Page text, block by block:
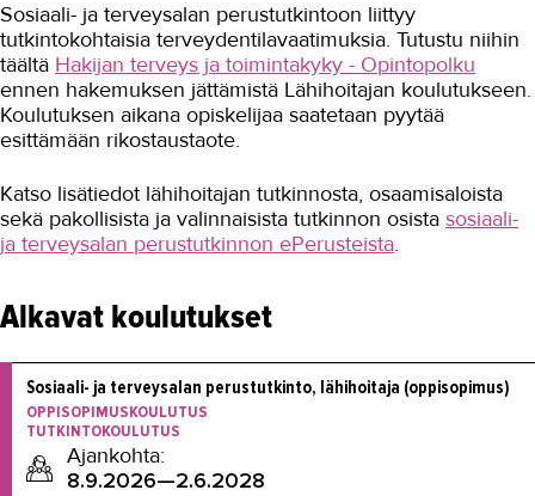
Sosiaali- ja terveysalan perustutkintoon liittyy
tutkintokohtaisia terveydentilavaatimuksia. Tutustu niihin
täältä Hakijan terveys ja toimintakyky - Opintopolku
ennen hakemuksen jättämistä Lähihoitajan koulutukseen.
Koulutuksen aikana opiskelijaa saatetaan pyytää
esittämään rikostaustaote.
Katso lisätiedot lähihoitajan tutkinnosta, osaamisaloista
sekä pakollisista ja valinnaisista tutkinnon osista sosiaali-
ja terveysalan perustutkinnon ePerusteista.
Alkavat koulutukset
Sosiaali- ja terveysalan perustutkinto, lähihoitaja (oppisopimus)
OPPISOPIMUSKOULUTUS
TUTKINTOKOULUTUS
Ajankohta:
8.9.2026—2.6.2028